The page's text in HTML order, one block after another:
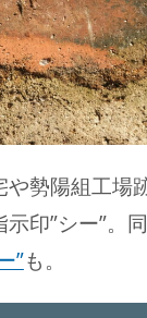
勢陽組工場
印”シー”。
”も。